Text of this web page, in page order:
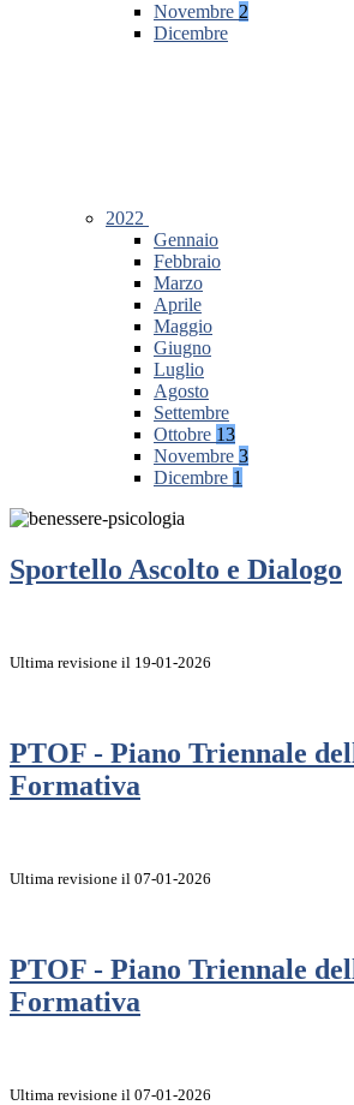
Novembre 2
Dicembre
2022
Gennaio
Febbraio
Marzo
Aprile
Maggio
Giugno
Luglio
Agosto
Settembre
Ottobre 13
Novembre 3
Dicembre 1
Sportello Ascolto e Dialogo
Ultima revisione il 19-01-2026
PTOF - Piano Triennale
Formativa
Ultima revisione il 07-01-2026
PTOF - Piano Triennale
Formativa
Ultima revisione il 07-01-2026